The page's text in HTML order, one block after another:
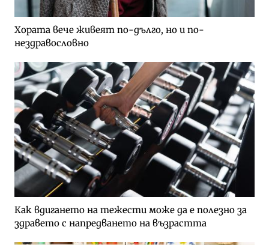
Хората вече живеят по-дълго, но и по-
нездравословно
Как вдигането на тежести може да е полезно за
здравето с напредването на възрастта